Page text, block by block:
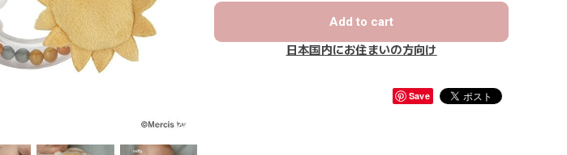
Add to cart
日本国内にお住まいの方向け
Save